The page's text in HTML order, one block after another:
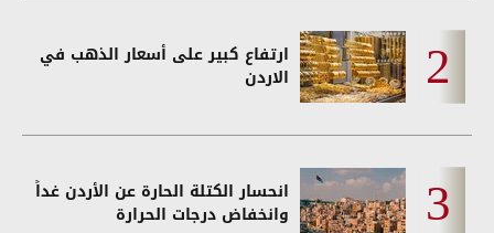
ارتفاع كبير على أسعار الذهب في
الاردن
انحسار الكتلة الحارة عن الأردن غداً
وانخفاض درجات الحرارة